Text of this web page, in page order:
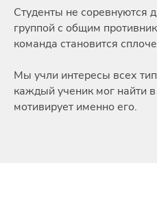
Студенты не соревнуются
группой с общим
команда становится
Мы учли интересы всех
каждый ученик мог найти в
мотивирует именно его.